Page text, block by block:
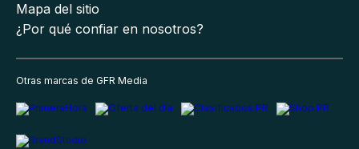
Mapa del sitio
¿Por qué confiar en nosotros?
Otras marcas de GFR Media